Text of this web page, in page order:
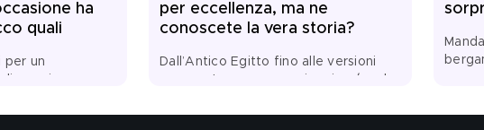
ha
quali
per un
per eccellenza, ma ne
conoscete la vera storia?
Dall’Antico Egitto fino alle versioni
secoli senza mai perdere fascino